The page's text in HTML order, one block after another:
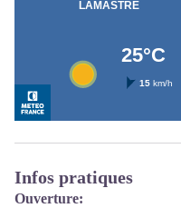
Infos pratiques
Ouverture: